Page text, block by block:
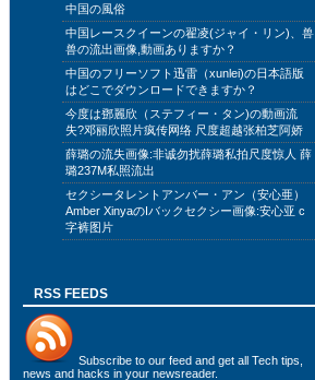
中国の風俗
中国レースクイーンの翟凌(ジャイ・リン)、兽
兽の流出画像,動画ありますか？
中国のフリーソフト迅雷（xunlei)の日本語版
はどこでダウンロードできますか？
今度は鄧麗欣（ステフィー・タン)の動画流
失?邓丽欣照片疯传网络 尺度超越张柏芝阿娇
薛璐の流失画像:非诚勿扰薛璐私拍尺度惊人 薛
璐237M私照流出
セクシータレントアンバー・アン（安心亜）
Amber XinyaのIバックセクシー画像:安心亚 c
字裤图片
RSS FEEDS
Subscribe to our feed and get all Tech tips,
news and hacks in your newsreader.